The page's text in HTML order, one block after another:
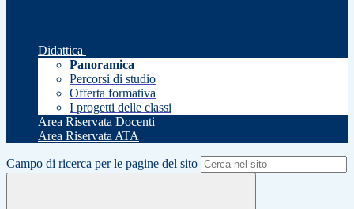
Didattica
Panoramica
Percorsi di studio
Offerta formativa
I progetti delle classi
Area Riservata Docenti
Area Riservata ATA
Campo di ricerca per le pagine del sito